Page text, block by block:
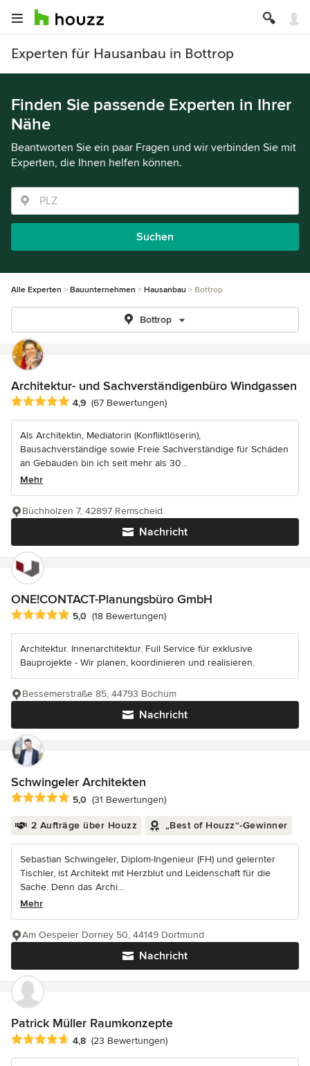
Experten für Hausanbau in Bottrop
Finden Sie passende Experten in Ihrer
Nähe
Beantworten Sie ein paar Fragen und wir verbinden Sie mit
Experten, die Ihnen helfen können.
Suchen
Alle Experten Bauunternehmen Hausanbau Bottrop
Bottrop
Architektur- und Sachverständigenbüro Windgassen
Durchschnittliche Bewertung: 4.9 von 5 Sternen
4,9 (67 Bewertungen)
Als Architektin, Mediatorin (Konfliktlöserin),
Bausachverständige sowie Freie Sachverständige für Schäden
an Gebäuden bin ich seit mehr als 30...
Mehr
Nachricht
Buchholzen 7, 42897 Remscheid
ONE!CONTACT-Planungsbüro GmbH
Durchschnittliche Bewertung: 5 von 5 Sternen
5,0 (18 Bewertungen)
Architektur. Innenarchitektur. Full Service für exklusive
Bauprojekte - Wir planen, koordinieren und realisieren.
Nachricht
Bessemerstraße 85, 44793 Bochum
Schwingeler Architekten
Durchschnittliche Bewertung: 5 von 5 Sternen
5,0 (31 Bewertungen)
2 Aufträge über Houzz „Best of Houzz“-Gewinner
Sebastian Schwingeler, Diplom-Ingenieur (FH) und gelernter
Tischler, ist Architekt mit Herzblut und Leidenschaft für die
Sache. Denn das Archi...
Mehr
Nachricht
Am Oespeler Dorney 50, 44149 Dortmund
Patrick Müller Raumkonzepte
Durchschnittliche Bewertung: 4.8 von 5 Sternen
4,8 (23 Bewertungen)